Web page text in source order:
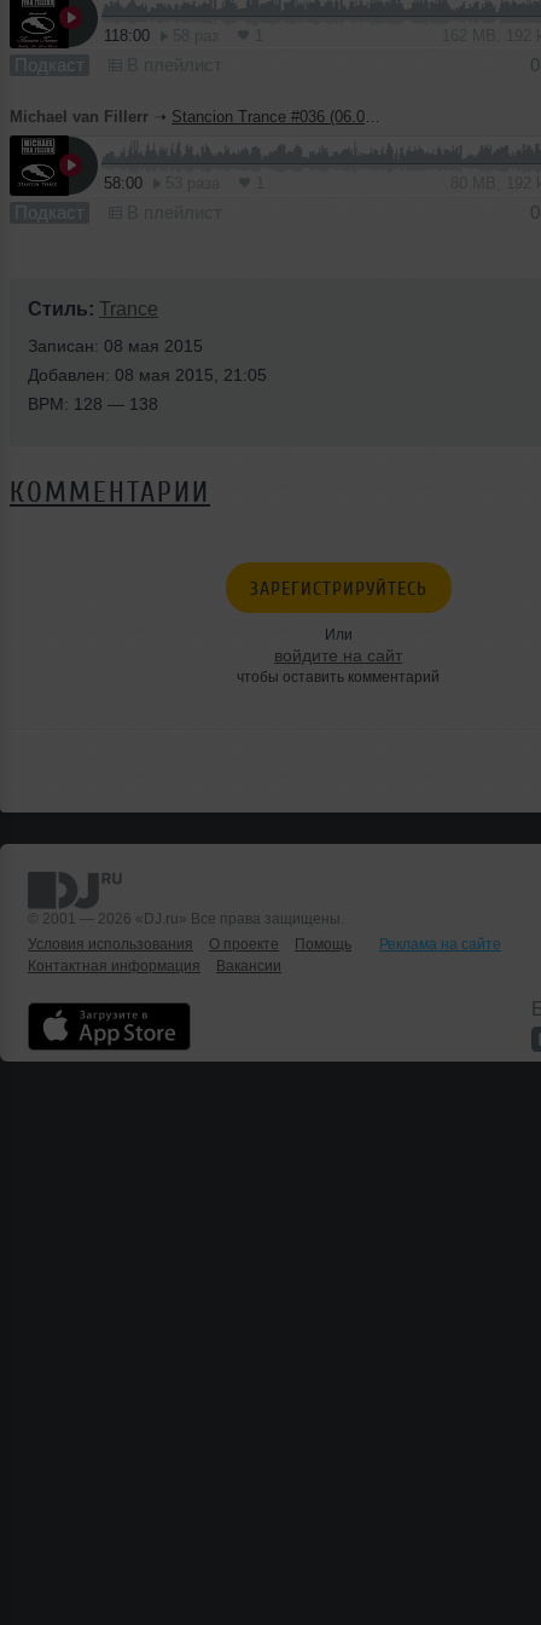
118:00
Подкаст
Michael van Fillerr ➝ Stancion Trance #036 (06.03.15)
58:00
Подкаст
Стиль: Trance
Записан: 08 мая 2015
Добавлен: 08 мая 2015, 21:05
BPM: 128 — 138
КОММЕНТАРИИ
ЗАРЕГИСТРИРУЙТЕСЬ
Или
войдите на сайт
чтобы оставить комментарий
© 2001 — 2026 «DJ.ru» Все права защищены.
Условия использования
О проекте Помощь
Реклама на сайте
Контактная информация
Вакансии